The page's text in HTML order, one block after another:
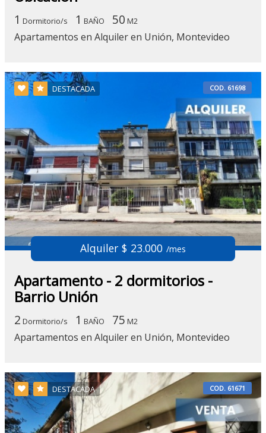
1 Dormitorio/s 1 BAÑO 50 M2
Apartamentos en Alquiler en Unión, Montevideo
DESTACADA COD. 61698
Alquiler $ 23.000 /mes
Apartamento - 2 dormitorios -
Barrio Unión
2 Dormitorio/s 1 BAÑO 75 M2
Apartamentos en Alquiler en Unión, Montevideo
DESTACADA COD. 61671